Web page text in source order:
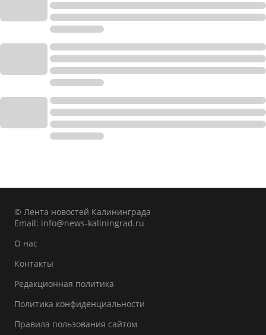
© Лента новостей Калининграда
Email: info@news-kaliningrad.ru
О нас
Контакты
Редакционная политика
Политика конфиденциальности
Правила пользования сайтом